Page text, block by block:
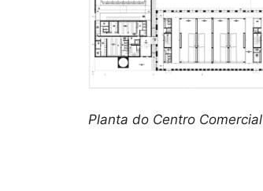
Planta do Centro Comercial